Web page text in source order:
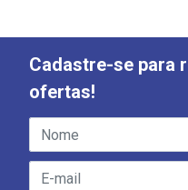
Cadastre-se para
ofertas!